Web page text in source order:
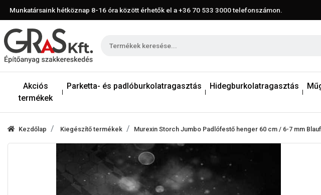
Munkatársaink hétköznap 8-16 óra között érhetők el a+36 70 533 3000telefonszámon.
Akciós
termékek
Parketta- és padlóburkolatragasztás Hidegburkolatragasztás
Kezdőlap Kiegészítő termékek Murexin Storch Jumbo Padlófestő henger 60 cm / 6-7 mm